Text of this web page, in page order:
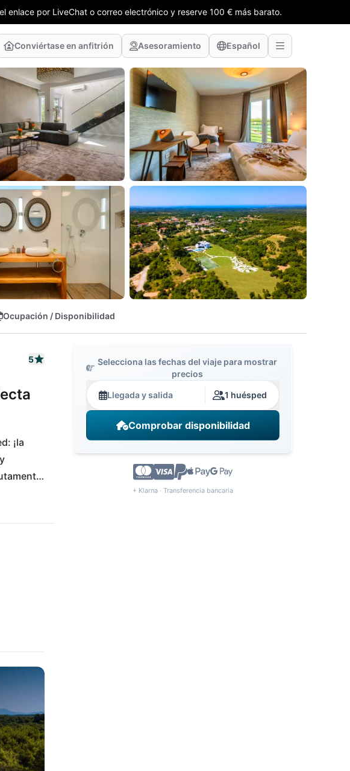
enlace por LiveChat o correo electrónico y reserve 100 € más barato.
Conviértase en anfitrión Asesoramiento Español
Ocupación / Disponibilidad
5
¡la
poca
las
Selecciona las fechas del viaje para mostrar
precios
Llegada y salida 1 huésped
Comprobar disponibilidad
+ Klarna · Transferencia bancaria